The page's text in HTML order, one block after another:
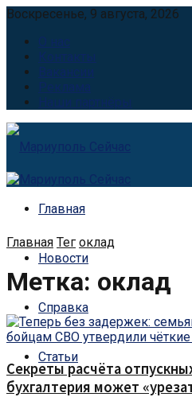
Воскресенье, 9 августа, 2026
О нас
Контакты
Вакансии
Реклама
Наши партнёры
Главная
Новости
Справка
Статьи
Главная Тег оклад
Метка: оклад
Секреты расчёта
бухгалтерия может